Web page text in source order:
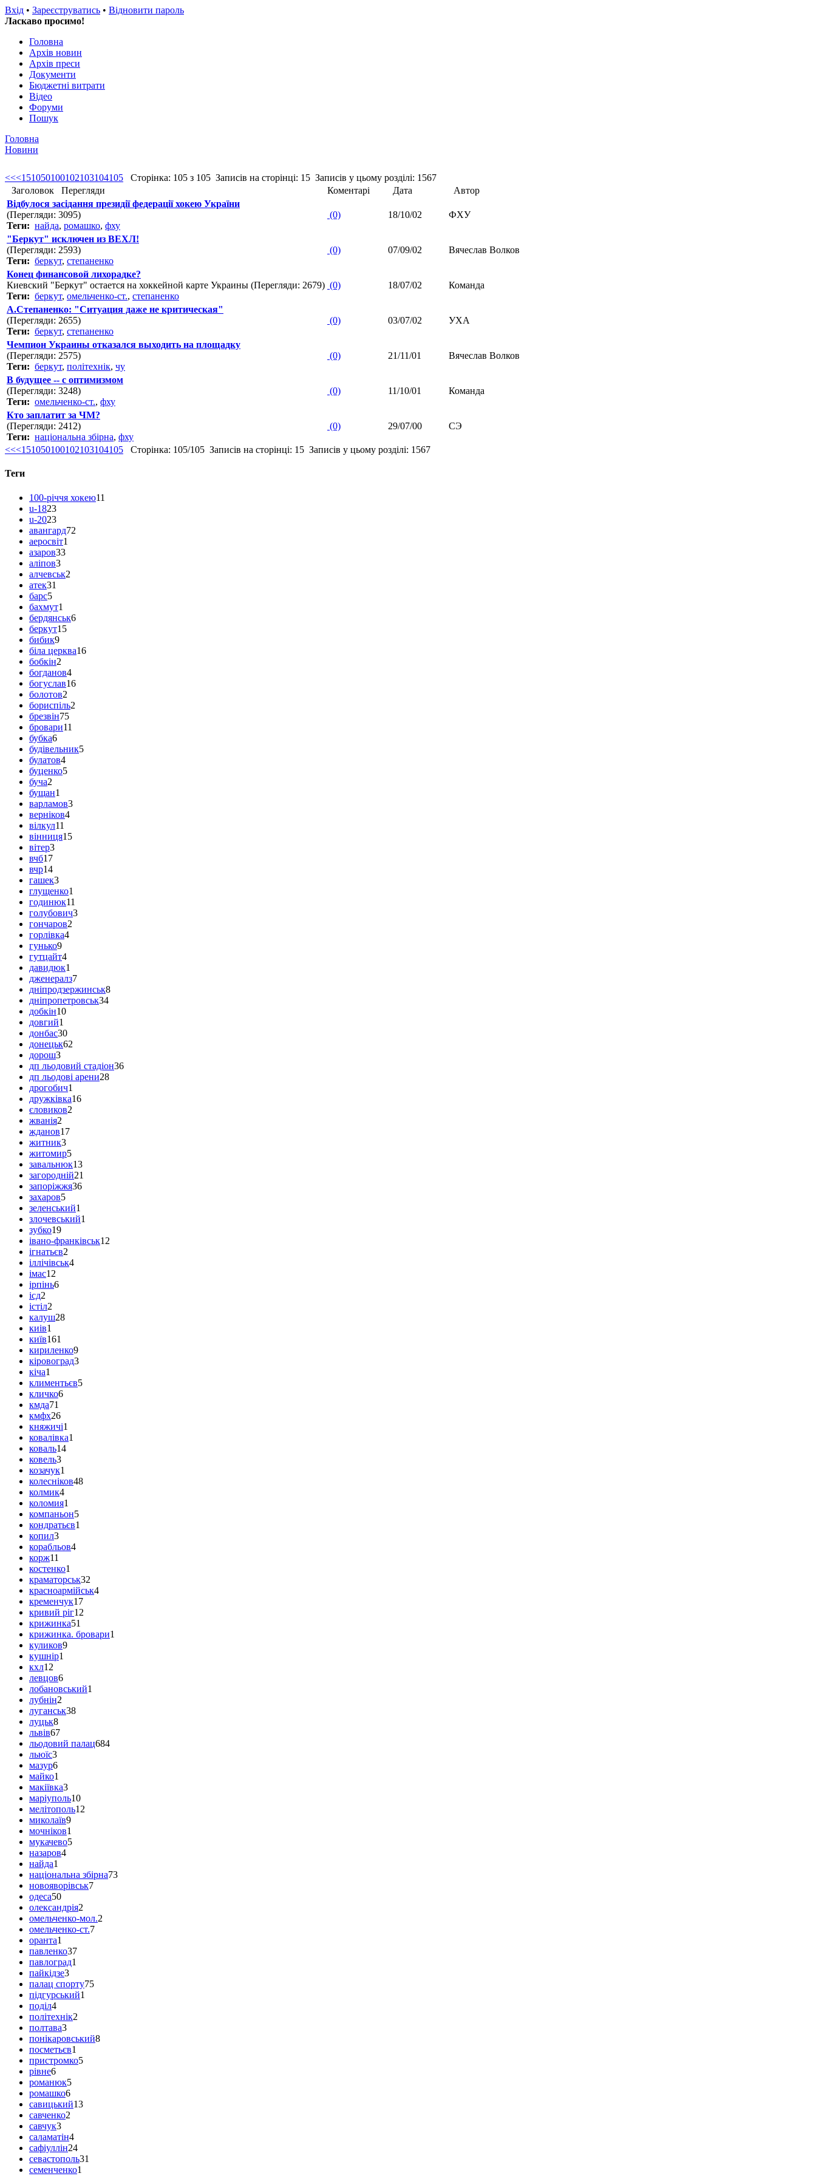
Вхід • Зареєструватись • Відновити пароль
Ласкаво просимо!
Головна
Архів новин
Архів преси
Документи
Бюджетні витрати
Відео
Форуми
Пошук
Головна
Новини
<<<1 51050100102103104105 Сторінка: 105 з 105 Записів на сторінці: 15 Записів у цьому розділі: 1567
Заголовок
Перегляди Коментарі Дата
Автор
Відбулося засідання президії федерації хокею України
(Перегляди: 3095)
Теги: найда, ромашко, фху
(0) 18/10/02 ФХУ
"Беркут" исключен из ВЕХЛ!
(Перегляди: 2593)
Теги: беркут, степаненко
(0) 07/09/02 Вячеслав Волков
Конец финансовой лихорадке?
Киевский "Беркут" остается на хоккейной карте Украины (Перегляди: 2679)
Теги: беркут, омельченко-ст., степаненко
(0) 18/07/02 Команда
А.Степаненко: "Ситуация даже не критическая"
(Перегляди: 2655)
Теги: беркут, степаненко
(0) 03/07/02 УХА
Чемпион Украины отказался выходить на площадку
(Перегляди: 2575)
Теги: беркут, політехнік, чу
(0) 21/11/01 Вячеслав Волков
В будущее -- с оптимизмом
(Перегляди: 3248)
Теги: омельченко-ст., фху
(0) 11/10/01 Команда
Кто заплатит за ЧМ?
(Перегляди: 2412)
Теги: національна збірна, фху
(0) 29/07/00 СЭ
<<<1 51050100102103104105 Сторінка: 105/105 Записів на сторінці: 15 Записів у цьому розділі: 1567
Теги
100-річчя хокею11
u-1823
u-2023
авангард72
аеросвіт1
азаров33
аліпов3
алчевськ2
атек31
барс5
бахмут1
бердянськ6
беркут15
бибик9
біла церква16
бобкін2
богданов4
богуслав16
болотов2
бориспіль2
брезвін75
бровари11
бубка6
будівельник5
булатов4
буценко5
буча2
бущан1
варламов3
верніков4
вілкул11
вінниця15
вітер3
вчб17
вчр14
гашек3
глущенко1
годинюк11
голубович3
гончаров2
горлівка4
гунько9
гутцайт4
давидюк1
дженералз7
дніпродзержинськ8
дніпропетровськ34
добкін10
довгий1
донбас30
донецьк62
дорош3
дп льодовий стадіон36
дп льодові арени28
дрогобич1
дружківка16
єловиков2
жванія2
жданов17
житник3
житомир5
завальнюк13
загородній21
запоріжжя36
захаров5
зеленський1
злочевський1
зубко19
івано-франківськ12
ігнатьєв2
іллічівськ4
імас12
ірпінь6
ісд2
істіл2
калуш28
киів1
київ161
кириленко9
кіровоград3
кіча1
климентьєв5
кличко6
кмда71
кмфх26
княжичі1
ковалівка1
коваль14
ковель3
козачук1
колесніков48
колмик4
коломия1
компаньон5
кондратьєв1
копил3
корабльов4
корж11
костенко1
краматорськ32
красноармійськ4
кременчук17
кривий ріг12
крижинка51
крижинка. бровари1
куликов9
кушнір1
кхл12
левцов6
лобановський1
лубнін2
луганськ38
луцьк8
львів67
льодовий палац684
льюїс3
мазур6
майко1
макіївка3
маріуполь10
мелітополь12
миколаїв9
мочніков1
мукачево5
назаров4
найда1
національна збірна73
новояворівськ7
одеса50
олександрія2
омельченко-мол.2
омельченко-ст.7
оранта1
павленко37
павлоград1
пайкідзе3
палац спорту75
підгурський1
поділ4
політехнік2
полтава3
понікаровський8
посметьєв1
пристромко5
рівне6
романюк5
ромашко6
савицький13
савченко2
савчук3
саламатін4
сафіуллін24
севастополь31
семенченко1